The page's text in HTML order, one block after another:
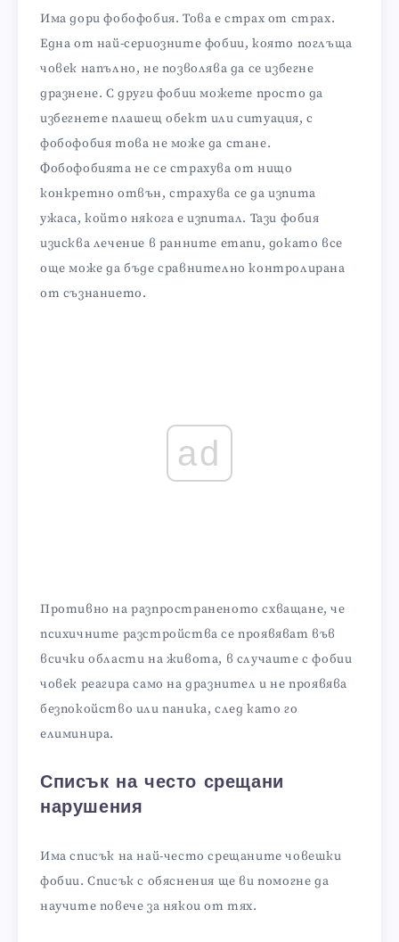
Има дори фобофобия. Това е страх от страх.
Една от най-сериозните фобии, която поглъща
човек напълно, не позволява да се избегне
дразнене. С други фобии можете просто да
избегнете плашещ обект или ситуация, с
фобофобия това не може да стане.
Фобофобията не се страхува от нищо
конкретно отвън, страхува се да изпита
ужаса, който някога е изпитал. Тази фобия
изисква лечение в ранните етапи, докато все
още може да бъде сравнително контролирана
от съзнанието.
ad
Противно на разпространеното схващане, че
психичните разстройства се проявяват във
всички области на живота, в случаите с фобии
човек реагира само на дразнител и не проявява
безпокойство или паника, след като го
елиминира.
Списък на често срещани
нарушения
Има списък на най-често срещаните човешки
фобии. Списък с обяснения ще ви помогне да
научите повече за някои от тях.